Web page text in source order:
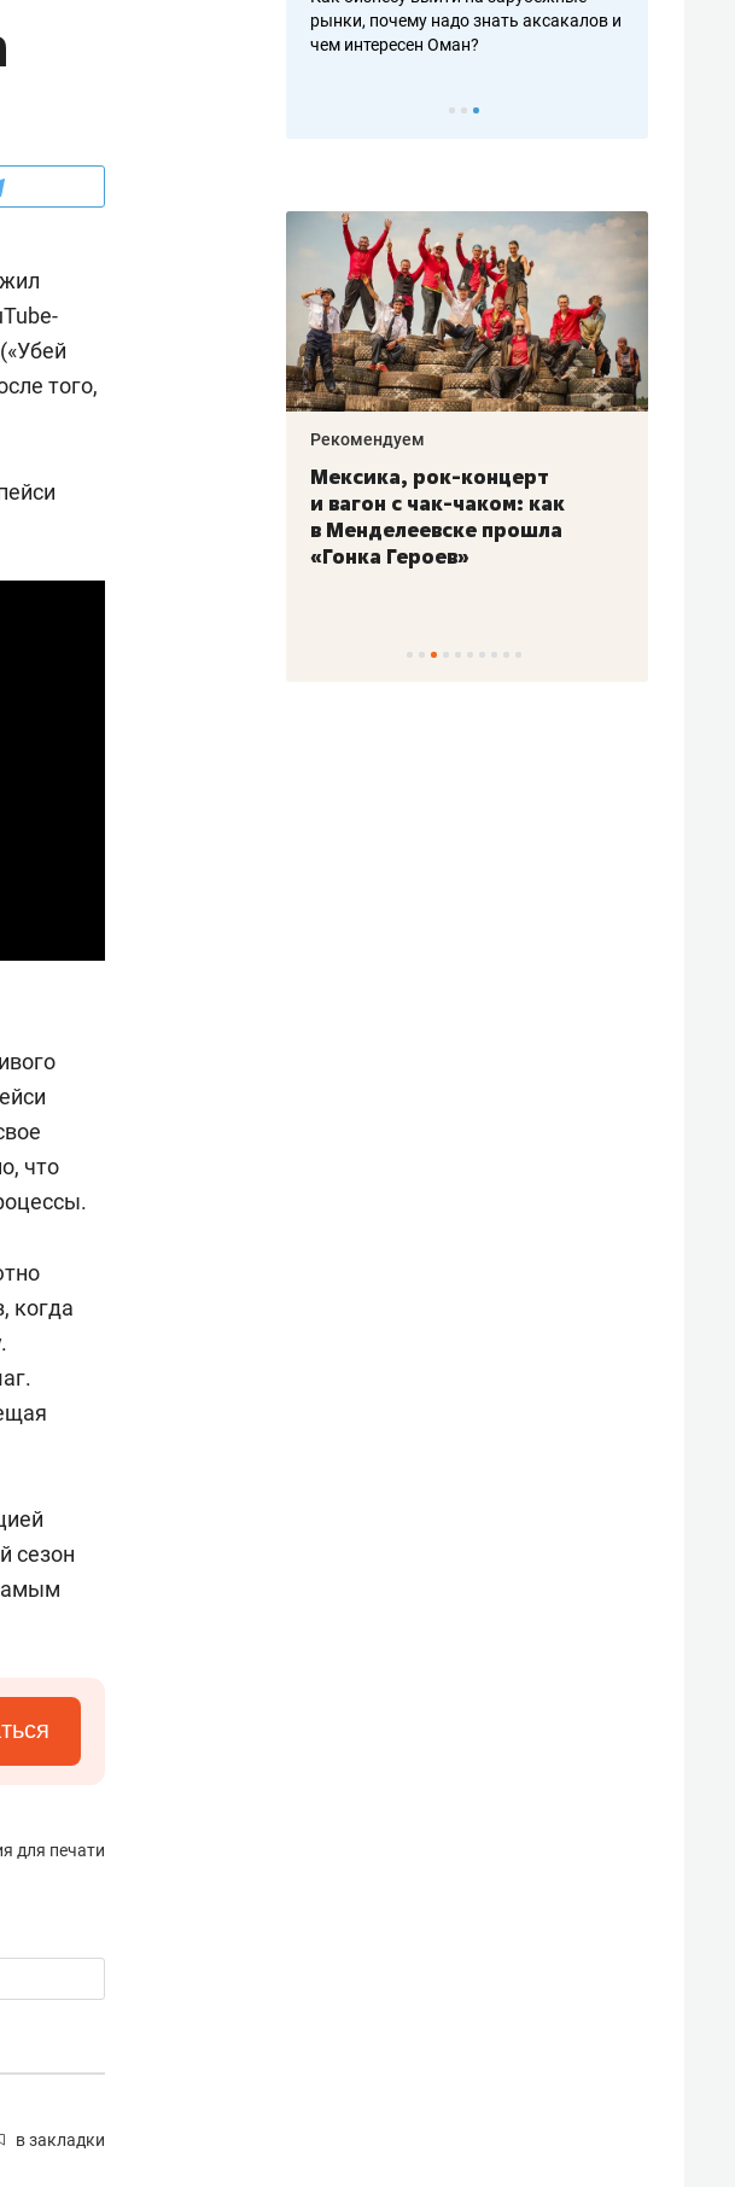
того,
что
когда
сезон
для печати
в закладки
налогах и развитии без кредитов
рынки, почему надо знать аксакалов и
чем интересен Оман?
работа
команд
Рекомендуем
Мексика, рок-концерт
и вагон с чак-чаком: как
в Менделеевске прошла
«Гонка Героев»